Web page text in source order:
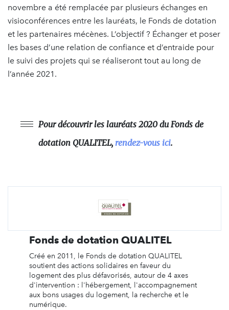
novembre a été remplacée par plusieurs échanges en
visioconférences entre les lauréats, le Fonds de dotation
et les partenaires mécènes. L’objectif ? Échanger et poser
les bases d’une relation de confiance et d’entraide pour
le suivi des projets qui se réaliseront tout au long de
l’année 2021.
Pour découvrir les lauréats 2020 du Fonds de
dotation QUALITEL, rendez-vous ici.
Fonds de dotation QUALITEL
Créé en 2011, le Fonds de dotation QUALITEL
soutient des actions solidaires en faveur du
logement des plus défavorisés, autour de 4 axes
d'intervention : l'hébergement, l'accompagnement
aux bons usages du logement, la recherche et le
numérique.